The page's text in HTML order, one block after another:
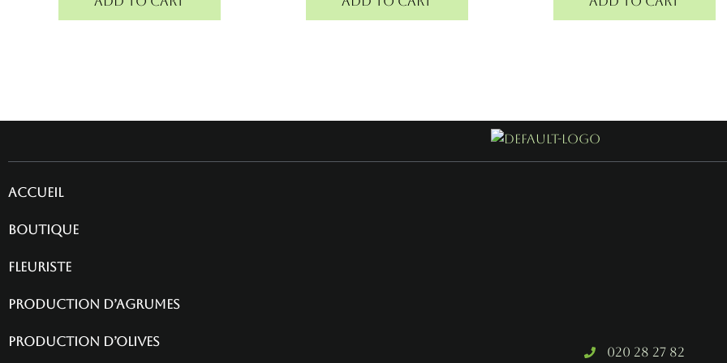
Accueil
Boutique
fleuriste
Production d’agrumes
Production d’olives
020 28 27 82